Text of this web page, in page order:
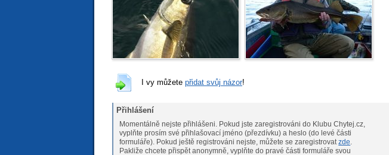
I vy můžete přidat svůj názor!
Přihlášení
Momentálně nejste přihlášeni. Pokud jste zaregistrováni do Klubu Chytej.cz,
vyplňte prosím své přihlašovací jméno (přezdívku) a heslo (do levé části
formuláře). Pokud ještě registrováni nejste, můžete se zaregistrovatzde.
Pakliže chcete přispět anonymně, vyplňte do pravé části formuláře svou